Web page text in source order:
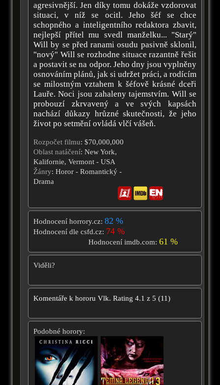
agresivnější. Jen díky tomu dokáže vzdorovat
situaci, v níž se ocitl. Jeho šéf se chce
schopného a inteligentního redaktora zbavit,
nejlepší přítel mu svedl manželku... "Starý"
Will by se před ranami osudu pasivně sklonil,
"nový" Will se rozhodne situace razantně řešit
a postavit se na odpor. Jeho dny jsou vyplněny
osnováním plánů, jak si udržet práci, a rodícím
se milostným vztahem k šéfově krásné dceři
Lauře. Noci jsou zahaleny tajemstvím. Will se
probouzí zkrvavený a ve svých kapsách
nachází důkazy hrůzné skutečnosti, že jeho
život po setmění ovládá vlčí vášeň.
Rozpočet filmu: $70,000,000
Oblast natáčení: New York,
Kalifornie, Vermont - USA
Žánry: Horor - Romantický -
Drama
Hodnocení horrory.cz: 82 %
Hodnocení dle csfd.cz: 74 %
Hodnocení imdb.com:61 %
Viděli?
Komentáře k hororu Vlk. Rating 4.1 z 5 (11)
Podobné horory: